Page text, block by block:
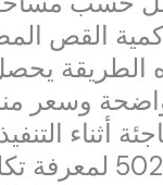
القص
الطريقة
وسعر
أثناء
على 50299576